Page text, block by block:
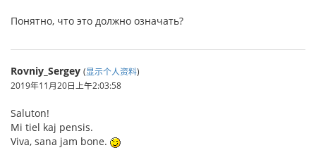
Понятно, что это должно означать?
Rovniy_Sergey (显示个人资料)
2019年11月20日上午2:03:58
Saluton!
Mi tiel kaj pensis.
Viva, sana jam bone.